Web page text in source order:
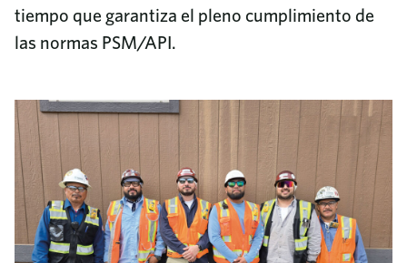
tiempo que garantiza el pleno cumplimiento de
las normas PSM/API.